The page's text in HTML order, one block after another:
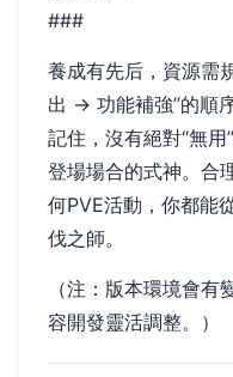
###
養成有先后，資源需
出 -> 功能補強”的順
記住，沒有絕對“無
登場場合的式神。合
何PVE活動，你都能
伐之師。
（注：版本環境會
容開發靈活調整。）